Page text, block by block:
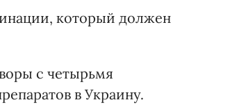
который должен
с четырьмя
в Украину.